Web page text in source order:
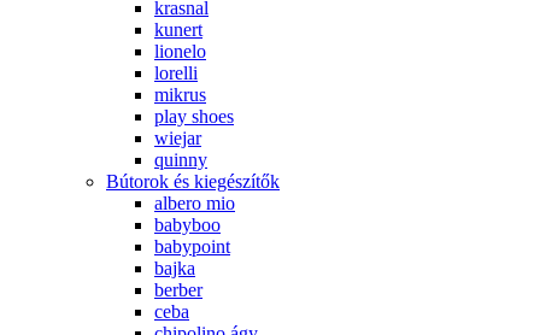
krasnal
kunert
lionelo
lorelli
mikrus
play shoes
wiejar
quinny
Bútorok és kiegészítők
albero mio
babyboo
babypoint
bajka
berber
ceba